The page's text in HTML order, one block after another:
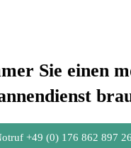
Sie einen
+49 (0) 176 862 897 26